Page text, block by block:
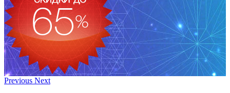
Previous Next